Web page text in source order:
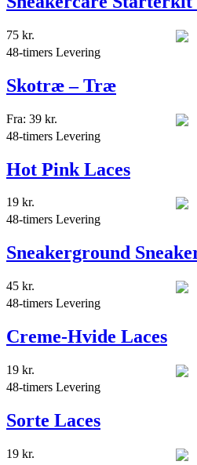
75 kr.
48-timers Levering
Skotræ – Træ
Fra: 39 kr.
48-timers Levering
Hot Pink Laces
19 kr.
48-timers Levering
Sneakerground
45 kr.
48-timers Levering
Creme-Hvide Laces
19 kr.
48-timers Levering
Sorte Laces
19 kr.